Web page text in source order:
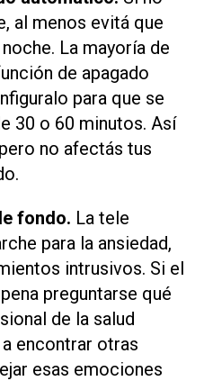
al menos evitá que
La mayoría de
de apagado
para que se
30 o 60 minutos. Así
no afectás tus
fondo. La tele
para la ansiedad,
intrusivos. Si el
preguntarse qué
de la salud
encontrar otras
esas emociones